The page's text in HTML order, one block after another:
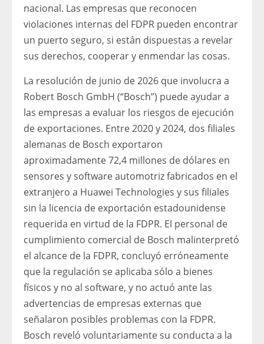
nacional. Las empresas que reconocen
violaciones internas del FDPR pueden encontrar
un puerto seguro, si están dispuestas a revelar
sus derechos, cooperar y enmendar las cosas.
La resolución de junio de 2026 que involucra a
Robert Bosch GmbH (“Bosch”) puede ayudar a
las empresas a evaluar los riesgos de ejecución
de exportaciones. Entre 2020 y 2024, dos filiales
alemanas de Bosch exportaron
aproximadamente 72,4 millones de dólares en
sensores y software automotriz fabricados en el
extranjero a Huawei Technologies y sus filiales
sin la licencia de exportación estadounidense
requerida en virtud de la FDPR. El personal de
cumplimiento comercial de Bosch malinterpretó
el alcance de la FDPR, concluyó erróneamente
que la regulación se aplicaba sólo a bienes
físicos y no al software, y no actuó ante las
advertencias de empresas externas que
señalaron posibles problemas con la FDPR.
Bosch reveló voluntariamente su conducta a la